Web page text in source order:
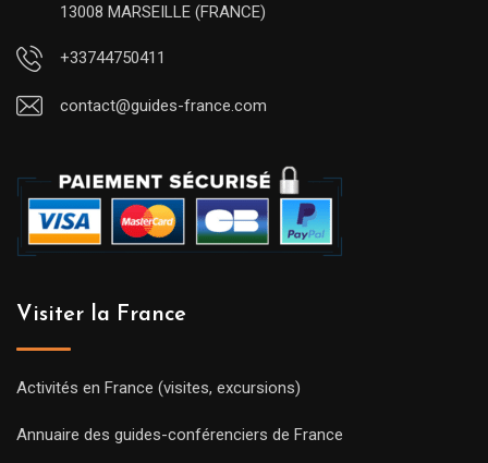
13008 MARSEILLE (FRANCE)
+33744750411
contact@guides-france.com
Visiter la France
Activités en France (visites, excursions)
Annuaire des guides-conférenciers de France